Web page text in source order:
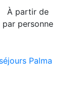
À partir de
par personne
Palma